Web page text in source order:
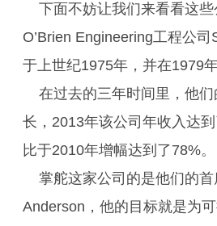
下面不妨让我们来看看这
O’Brien Engineering工程公司
于上世纪1975年，并在1979
在过去的三年时间里，他
长，2013年该公司年收入达
比于2010年增幅达到了78%。
掌舵这家公司的是他们的
Anderson，他的目标就是为